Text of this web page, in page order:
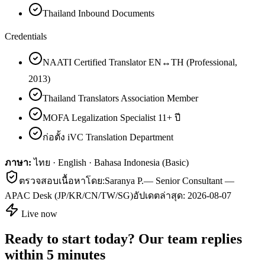
Thailand Inbound Documents
Credentials
NAATI Certified Translator EN↔TH (Professional,
2013)
Thailand Translators Association Member
MOFA Legalization Specialist 11+ ปี
ก่อตั้ง iVC Translation Department
ภาษา: ไทย · English · Bahasa Indonesia (Basic)
ตรวจสอบเนื้อหาโดย:Saranya P.— Senior Consultant —
APAC Desk (JP/KR/CN/TW/SG)อัปเดตล่าสุด: 2026-08-07
Live now
Ready to start today? Our team replies
within 5 minutes